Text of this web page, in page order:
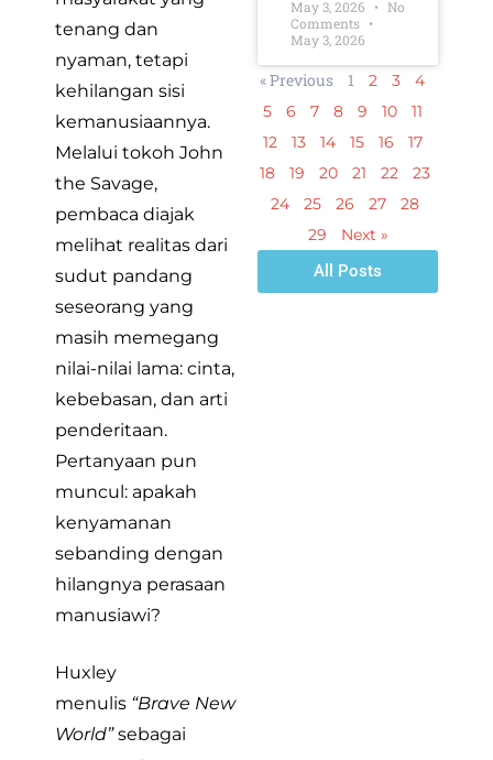
tenang dan
nyaman, tetapi
kehilangan sisi
kemanusiaannya.
Melalui tokoh John
the Savage,
pembaca diajak
melihat realitas dari
sudut pandang
seseorang yang
masih memegang
nilai-nilai lama: cinta,
kebebasan, dan arti
penderitaan.
Pertanyaan pun
muncul: apakah
kenyamanan
sebanding dengan
hilangnya perasaan
manusiawi?
Huxley
menulis “Brave New
World”sebagai
May 3, 2026
No
Comments
May 3, 2026
« Previous 1 2 3
4
5
6 7 8 9 10
11
12
13 14 15 16
17
18
19 20 21 22
23
24
25 26 27
28
29
Next »
All Posts